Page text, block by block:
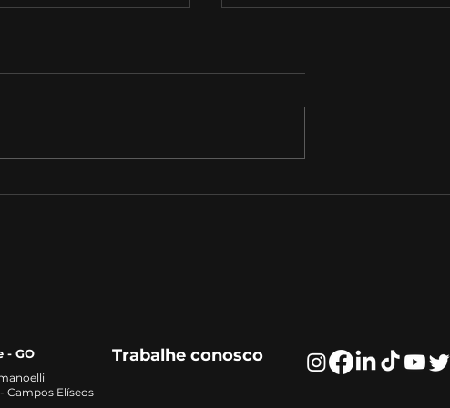
Trabalhe conosco
- GO
Campos Elíseos